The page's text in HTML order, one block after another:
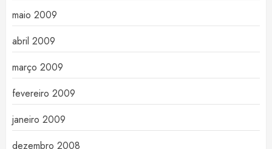
maio 2009
abril 2009
março 2009
fevereiro 2009
janeiro 2009
dezembro 2008